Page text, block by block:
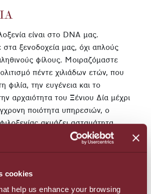
cookies
help us enhance your browsing
είναι στο DNA μας.
ξενοδοχεία μας, όχι απλούς
φίλους. Μοιραζόμαστε
πέντε χιλιάδων ετών, που
φιλία, την ευγένεια και το
αρχαιότητα του Ξένιου Δία μέχρι
ποιότητα υπηρεσιών, ο
ακμάζει ασταμάτητα
φως. Η ποιότητα είναι πάντα
σεβασμό, αξίες που μας διέπουν σε
και διαπροσωπική σχέση.